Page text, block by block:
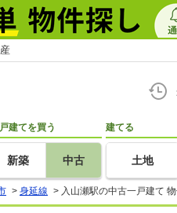
建てを買う
新築 中古
建てる
土地
> 身延線 > 入山瀬駅の中古一戸建て